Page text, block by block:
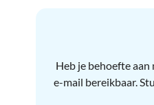
Heb je behoefte
e-mail bereikbaar.